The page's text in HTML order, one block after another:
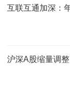
互联互通加深：
沪深A股缩量调